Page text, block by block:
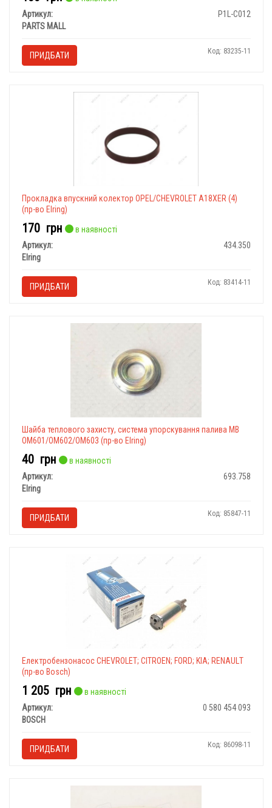
Артикул:
P1L-C012
PARTS MALL
ПРИДБАТИ Код: 83235-11
Прокладка впускний колектор OPEL/CHEVROLET A18XER (4)
(пр-во Elring)
170 грн
в наявності
Артикул:
434.350
Elring
ПРИДБАТИ Код: 83414-11
Шайба теплового захисту, система упорскування палива MB
OM601/OM602/OM603 (пр-во Elring)
40 грн
в наявності
Артикул:
693.758
Elring
ПРИДБАТИ Код: 85847-11
Електробензонасос CHEVROLET; CITROEN; FORD; KIA; RENAULТ
(пр-во Bosch)
1 205 грн
в наявності
Артикул:
0 580 454 093
BOSCH
ПРИДБАТИ Код: 86098-11